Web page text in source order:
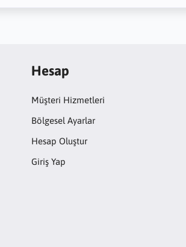
Hesap
Müşteri Hizmetleri
Bölgesel Ayarlar
Hesap Oluştur
Giriş Yap